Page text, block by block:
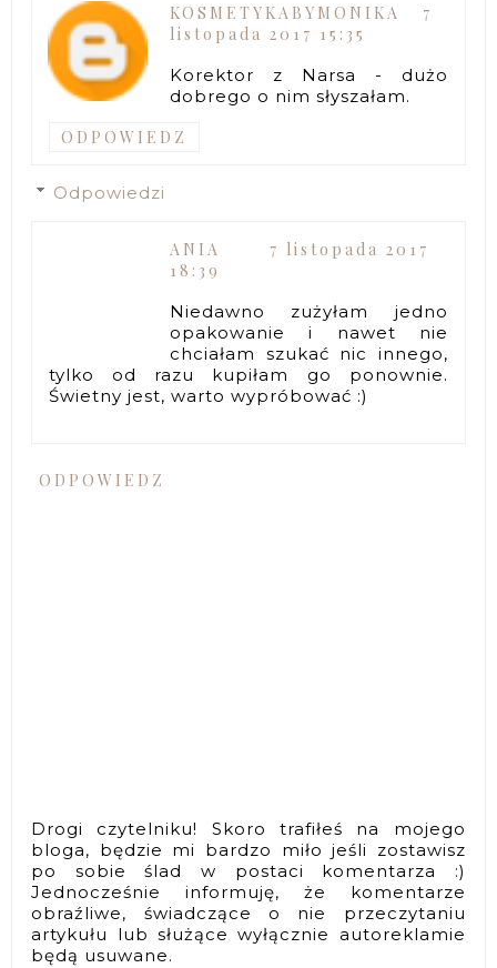
KOSMETYKABYMONIKA
7
listopada 2017 15:35
Korektor z Narsa - dużo
dobrego o nim słyszałam.
ODPOWIEDZ
Odpowiedzi
ANIA
7 listopada 2017
18:39
Niedawno zużyłam jedno
opakowanie i nawet nie
chciałam szukać nic innego,
tylko od razu kupiłam go ponownie.
Świetny jest, warto wypróbować :)
ODPOWIEDZ
Drogi czytelniku! Skoro trafiłeś na mojego
bloga, będzie mi bardzo miło jeśli zostawisz
po sobie ślad w postaci komentarza :)
Jednocześnie informuję, że komentarze
obraźliwe, świadczące o nie przeczytaniu
artykułu lub służące wyłącznie autoreklamie
będą usuwane.